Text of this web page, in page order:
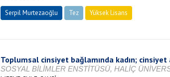
Serpil Murtezaoğlu Tez Yüksek Lisans
Toplumsal cinsiyet bağlamında kadın; cinsiyet
SOSYAL BİLİMLER ENSTİTÜSÜ, HALİÇ